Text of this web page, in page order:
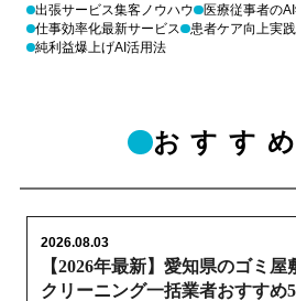
出張サービス集客ノウハウ 医療従事者の
仕事効率化最新サービス 患者ケア向上実
純利益爆上げAI活用法
おすす
【2026年最新】愛知県のゴミ
クリーニング一括業者おすすめ
2026.08.03